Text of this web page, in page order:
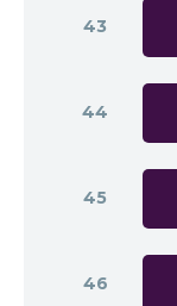
43
44
45
46